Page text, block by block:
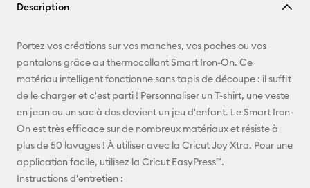
Pinterest
Facebook
X
Description
Portez vos créations sur vos manches, vos poches ou vos
pantalons grâce au thermocollant Smart Iron-On. Ce
matériau intelligent fonctionne sans tapis de découpe : il suffit
de le charger et c'est parti ! Personnaliser un T-shirt, une veste
en jean ou un sac à dos devient un jeu d'enfant. Le Smart Iron-
On est très efficace sur de nombreux matériaux et résiste à
plus de 50 lavages ! À utiliser avec la Cricut Joy Xtra. Pour une
application facile, utilisez la Cricut EasyPress™.
Instructions d'entretien :